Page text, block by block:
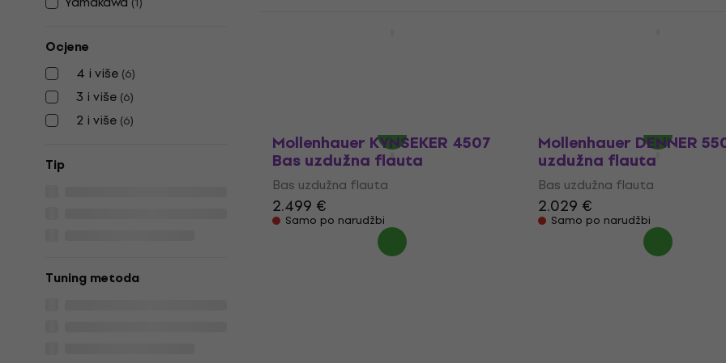
Ocjene
4 i više (6)
3 i više (6)
2 i više (6)
Tip
Tuning metoda
Mollenhauer KYNSEKER 4507
Bas uzdužna flauta
Bas uzdužna flauta
2.499 €
Samo po narudžbi
Mollenhauer DENNER
uzdužna flauta
Bas uzdužna flauta
2.029 €
Samo po narudžbi